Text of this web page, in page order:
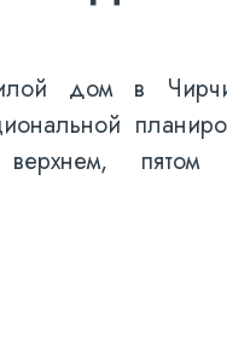
дом в
пятом